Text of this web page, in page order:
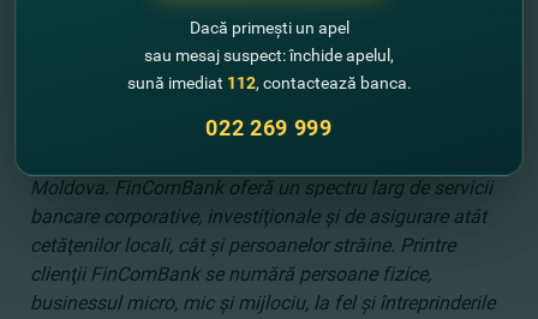
care vor contribui la promovarea şi la armonizarea
economiei dintre Republica Moldova şi UE.
FinComBank a fost înfiinţată în anul 1993 şi este una
Moldova. FinComBank oferă un spectru larg de servicii
bancare corporative, investiţionale şi de asigurare atât
cetăţenilor locali, cât şi persoanelor străine. Printre
clienţii FinComBank se numără persoane fizice,
businessul micro, mic şi mijlociu, la fel şi întreprinderile
Dacă primești un apel
sau mesaj suspect: închide apelul,
sună imediat 112, contactează banca.
022 269 999